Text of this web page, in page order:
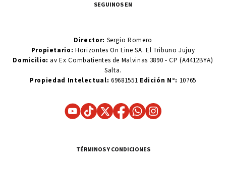
SEGUINOS EN
Director: Sergio Romero
Propietario:Horizontes On Line SA. El Tribuno Jujuy
Domicilio: av Ex Combatientes de Malvinas 3890 - CP (A4412BYA)
Salta.
Propiedad Intelectual: 69681551 Edición N°: 10765
TÉRMINOS Y CONDICIONES